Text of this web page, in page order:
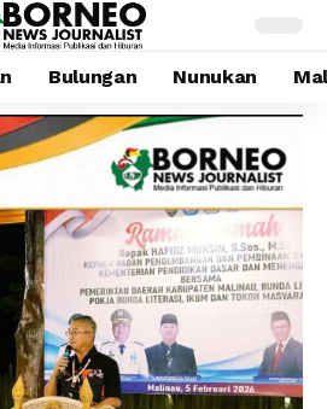
Bulungan Nunukan